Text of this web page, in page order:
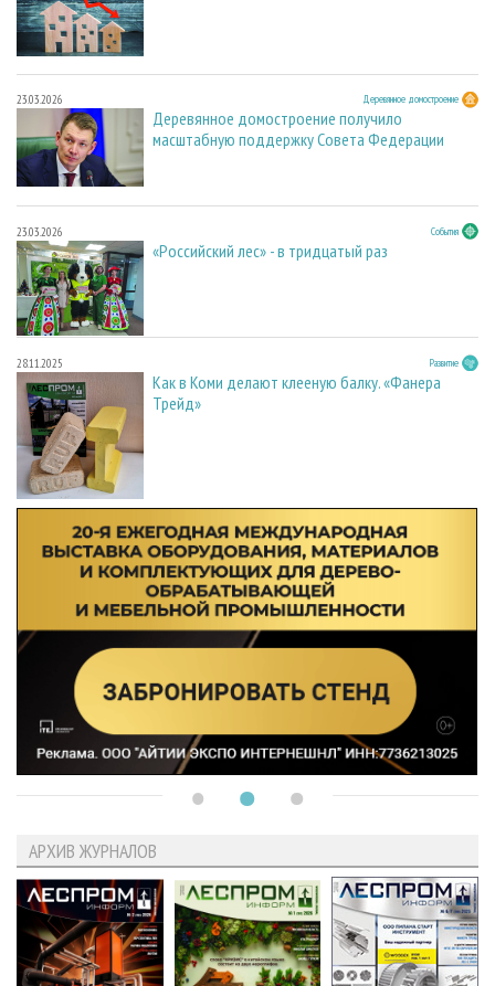
23.03.2026 Деревянное домостроение
Деревянное домостроение получило
масштабную поддержку Совета Федерации
23.03.2026 События
«Российский лес» - в тридцатый раз
28.11.2025 Развитие
Как в Коми делают клееную балку. «Фанера
Трейд»
АРХИВ ЖУРНАЛОВ